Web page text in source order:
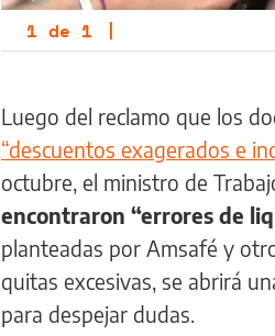
1 de 1 |
Luego del reclamo que los
“descuentos exagerados e
octubre, el ministro de
encontraron “errores de
planteadas por Amsafé y
quitas excesivas, se abrirá
para despejar dudas.